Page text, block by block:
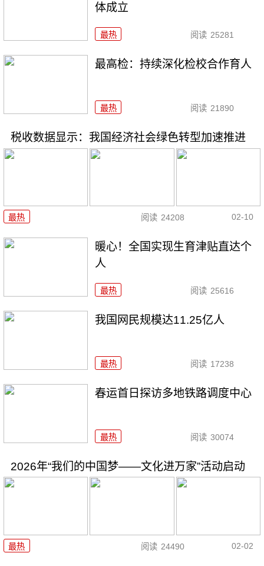
体成立
最热 阅读 25281
最高检：持续深化检校合作育人
最热 阅读 21890
税收数据显示：我国经济社会绿色转型加速推进
最热 阅读 24208 02-10
暖心！全国实现生育津贴直达个
人
最热 阅读 25616
我国网民规模达11.25亿人
最热 阅读 17238
春运首日探访多地铁路调度中心
最热 阅读 30074
2026年“我们的中国梦——文化进万家”活动启动
最热 阅读 24490 02-02